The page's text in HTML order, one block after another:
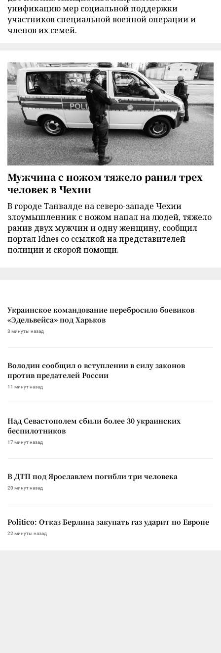
унификацию мер социальной поддержки
участников специальной военной операции и
членов их семей.
Мужчина с ножом тяжело ранил трех
человек в Чехии
В городе Танвалде на северо-западе Чехии
злоумышленник с ножом напал на людей, тяжело
ранив двух мужчин и одну женщину, сообщил
портал Idnes со ссылкой на представителей
полиции и скорой помощи.
Украинское командование перебросило боевиков
«Эдельвейса» под Харьков
3 минуты назад
Володин сообщил о вступлении в силу законов
против предателей России
11 минут назад
Над Севастополем сбили более 30 украинских
беспилотников
17 минут назад
В ДТП под Ярославлем погибли три человека
20 минут назад
Politico: Отказ Берлина закупать газ ударит по Европе
22 минуты назад